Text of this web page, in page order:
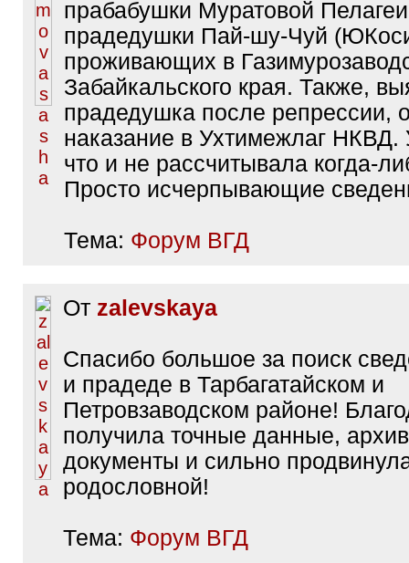
прабабушки Муратовой
прадедушки Пай-шу-Чуй
проживающих в
Забайкальского края. Также,
прадедушка после репрессии,
наказание в Ухтимежлаг НКВД.
что и не рассчитывала когда-
Просто исчерпывающие
Тема: Форум ВГД
От zalevskaya
Спасибо большое за поиск
и прадеде в Тарбагатайском и
Петровзаводском районе!
получила точные данные,
документы и сильно
родословной!
Тема: Форум ВГД